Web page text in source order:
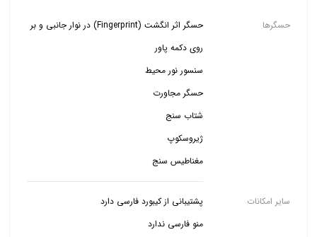
حسگرها
حسگر اثر انگشت (Fingerprint) در نوار جانبی و بر
روی دکمه پاور
سنسور نور محیط
مغناطیس سنج
سایر امکانات
پشتیبانی از کیبورد فارسی دارد
منو فارسی ندارد